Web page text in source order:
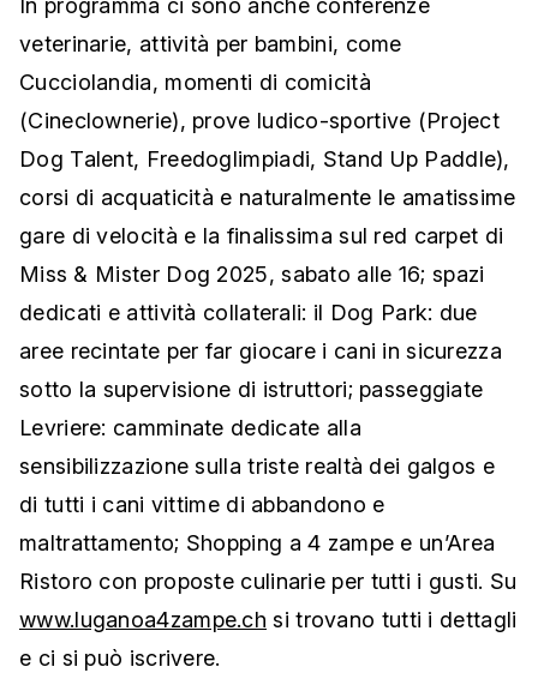
In programma ci sono anche conferenze
veterinarie, attività per bambini, come
Cucciolandia, momenti di comicità
(Cineclownerie), prove ludico-sportive (Project
Dog Talent, Freedoglimpiadi, Stand Up Paddle),
corsi di acquaticità e naturalmente le amatissime
gare di velocità e la finalissima sul red carpet di
Miss & Mister Dog 2025, sabato alle 16; spazi
dedicati e attività collaterali: il Dog Park: due
aree recintate per far giocare i cani in sicurezza
sotto la supervisione di istruttori; passeggiate
Levriere: camminate dedicate alla
sensibilizzazione sulla triste realtà dei galgos e
di tutti i cani vittime di abbandono e
maltrattamento; Shopping a 4 zampe e un’Area
Ristoro con proposte culinarie per tutti i gusti. Su
www.luganoa4zampe.ch si trovano tutti i dettagli
e ci si può iscrivere.